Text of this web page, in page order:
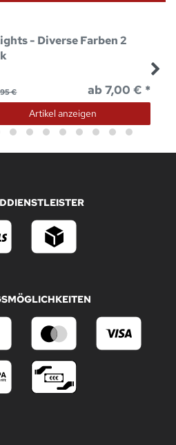
- Diverse Farben 2
€ ab 7,00 € *
Artikel anzeigen